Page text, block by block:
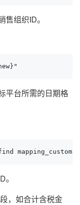
售组织ID。
平台所需的日期格
，如合计含税金